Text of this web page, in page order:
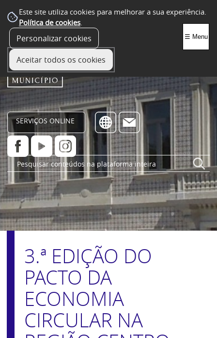
Este site utiliza cookies para melhorar a sua experiência.
Política de cookies.
Personalizar cookies
Aceitar todos os cookies
SERVIÇOS ONLINE
☰ Menu
3.ª EDIÇÃO DO
PACTO DA
ECONOMIA
CIRCULAR NA